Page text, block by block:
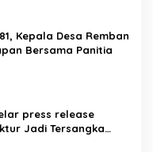
Kepala Desa Remban
Bersama Panitia
press release
Jadi Tersangka
Bus ALS dan